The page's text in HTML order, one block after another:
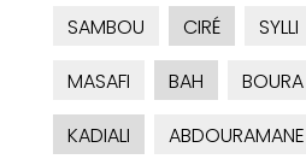
SAMBOU
CIRÉ SYLLI
MASAFI
BAH BOURA
KADIALI
ABDOURAMANE